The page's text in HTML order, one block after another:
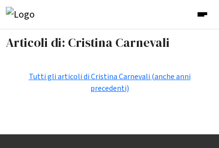
Articoli di: Cristina Carnevali
Tutti gli articoli di Cristina Carnevali (anche anni
precedenti)